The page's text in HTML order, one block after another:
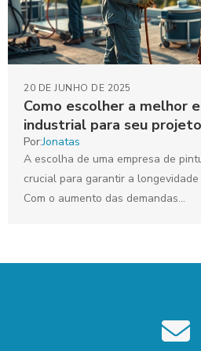
Como escolher a melhor
industrial para seu projeto
20 DE JUNHO DE 2025
Por:Jonatas
A escolha de uma empresa de
crucial para garantir a
Com o aumento das demandas...